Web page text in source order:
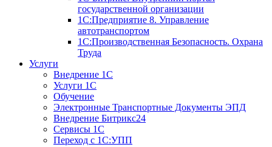
государственной организации
1С:Предприятие 8. Управление
автотранспортом
1С:Производственная Безопасность. Охрана
Труда
Услуги
Внедрение 1С
Услуги 1С
Обучение
Электронные Транспортные Документы ЭПД
Внедрение Битрикс24
Сервисы 1С
Переход с 1С:УПП